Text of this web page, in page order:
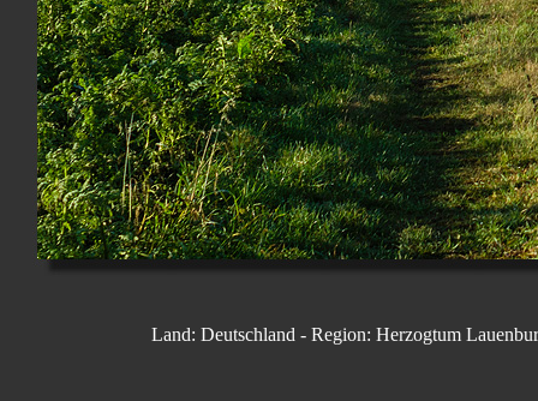
Land: Deutschland - Region: Herzogtum